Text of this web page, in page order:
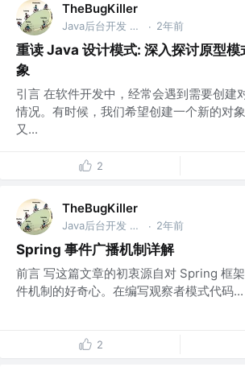
TheBugKiller
Java后台开发 @美团 · 2年前
重读 Java 设计模式: 深入探讨原型模
象
引言 在软件开发中，经常会遇到需要创建
情况。有时候，我们希望创建一个新的对
又...
2
TheBugKiller
Java后台开发 @美团 · 2年前
Spring 事件广播机制详解
前言 写这篇文章的初衷源自对 Spring 框
件机制的好奇心。在编写观察者模式代码...
2